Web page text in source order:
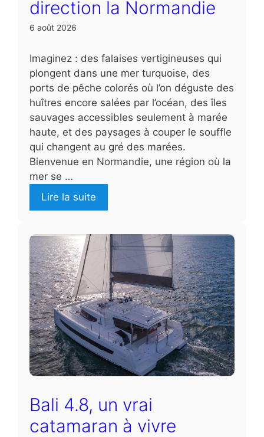
direction la Normandie
6 août 2026
Imaginez : des falaises vertigineuses qui
plongent dans une mer turquoise, des
ports de pêche colorés où l’on déguste des
huîtres encore salées par l’océan, des îles
sauvages accessibles seulement à marée
haute, et des paysages à couper le souffle
qui changent au gré des marées.
Bienvenue en Normandie, une région où la
mer se …
Lire la suite
Bali 4.8, un vrai
catamaran à vivre